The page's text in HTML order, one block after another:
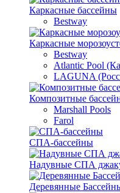
Каркасные бассейны
Bestway
Каркасные
Bestway
Atlantic Pool
LAGUNA
Композитные
Marshall Pools
Farol
СПА-бассейны
Надувные СПА
Деревянные